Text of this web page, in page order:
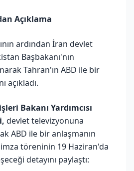
Açıklama
ardından İran devlet
Başbakanı'nın
Tahran'ın ABD ile bir
açıkladı.
Bakanı Yardımcısı
devlet televizyonuna
ABD ile bir anlaşmanın
imza töreninin 19 Haziran'da
detayını paylaştı: